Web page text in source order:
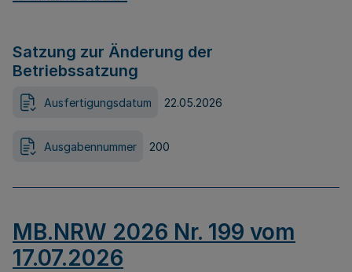
Satzung zur Änderung der
Betriebssatzung
Ausfertigungsdatum 22.05.2026
Ausgabennummer 200
MB.NRW 2026 Nr. 199 vom
17.07.2026